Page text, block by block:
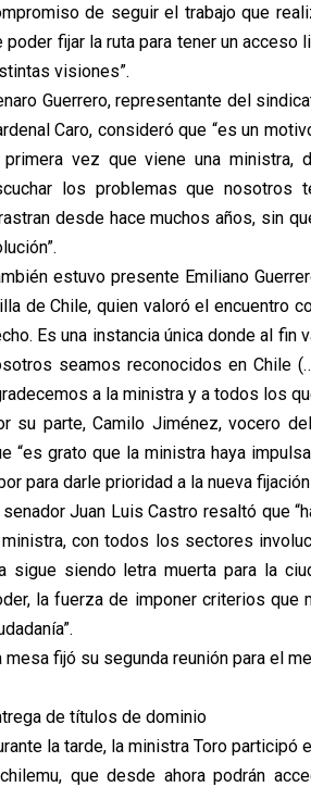
de seguir el trabajo que
poder fijar la ruta para tener un acceso
visiones”.
Guerrero, representante del
Caro, consideró que “es un
primera vez que viene una ministra,
los problemas que nosotros
desde hace muchos años, sin
estuvo presente Emiliano
de Chile, quien valoró el encuentro
Es una instancia única donde al fin
seamos reconocidos en Chile
a la ministra y a todos los
su parte, Camilo Jiménez, vocero
“es grato que la ministra haya
para darle prioridad a la nueva
senador Juan Luis Castro resaltó que
con todos los sectores
sigue siendo letra muerta para la
la fuerza de imponer criterios que
mesa fijó su segunda reunión para el
de títulos de dominio
la tarde, la ministra Toro
que desde ahora podrán